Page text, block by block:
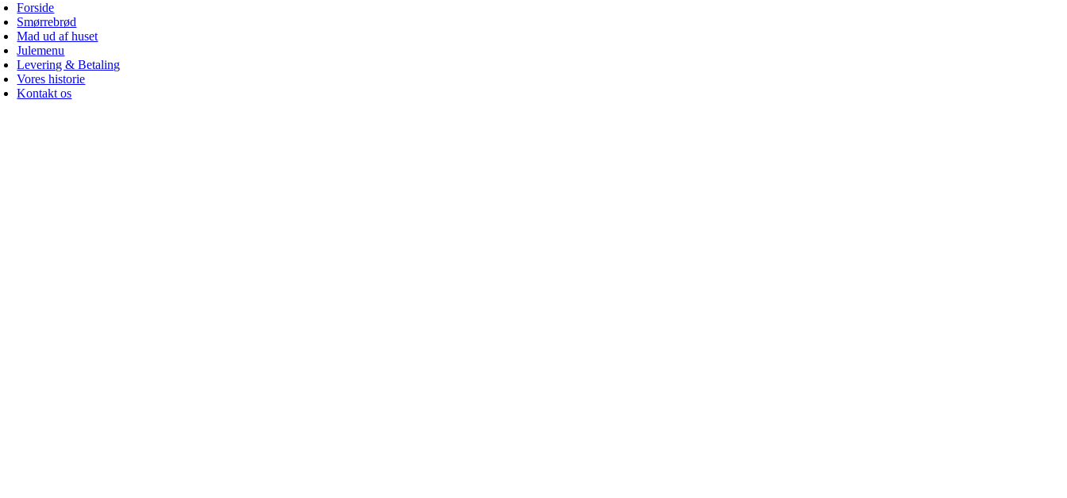
Forside
Smørrebrød
Mad ud af huset
Julemenu
Levering & Betaling
Vores historie
Kontakt os